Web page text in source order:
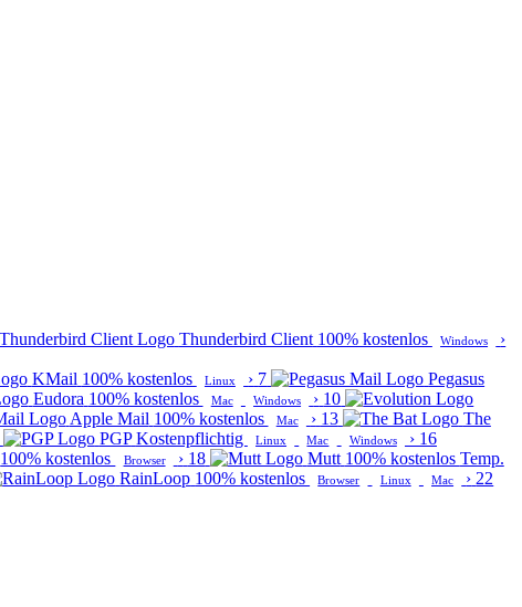
Thunderbird Client 100% kostenlos Windows
›
KMail 100% kostenlos Linux › 7
Pegasus
Eudora 100% kostenlos Mac Windows › 10
Apple Mail 100% kostenlos Mac › 13
The
PGP Kostenpflichtig Linux Mac Windows › 16
100% kostenlos Browser › 18 Mutt 100% kostenlos Temp.
RainLoop 100% kostenlos Browser Linux Mac › 22